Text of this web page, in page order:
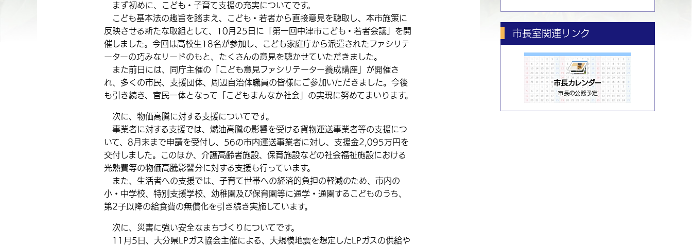
まず初めに、こども・子育て支援の充実についてです。
こども基本法の趣旨を踏まえ、こども・若者から直接意見を聴取し、本市施策に
反映させる新たな取組として、10月25日に「第一回中津市こども・若者会議」を開
催しました。今回は高校生18名が参加し、こども家庭庁から派遣されたファシリテ
ーターの巧みなリードのもと、たくさんの意見を聴かせていただきました。
また前日には、同庁主催の「こども意見ファシリテーター養成講座」が開催さ
れ、多くの市民、支援団体、周辺自治体職員の皆様にご参加いただきました。今後
も引き続き、官民一体となって「こどもまんなか社会」の実現に努めてまいります。
次に、物価高騰に対する支援についてです。
事業者に対する支援では、燃油高騰の影響を受ける貨物運送事業者等の支援につ
いて、8月末まで申請を受付し、56の市内運送事業者に対し、支援金2,095万円を
交付しました。このほか、介護高齢者施設、保育施設などの社会福祉施設における
光熱費等の物価高騰影響分に対する支援も行っています。
また、生活者への支援では、子育て世帯への経済的負担の軽減のため、市内の
小・中学校、特別支援学校、幼稚園及び保育園等に通学・通園するこどものうち、
第2子以降の給食費の無償化を引き続き実施しています。
次に、災害に強い安全なまちづくりについてです。
11月5日、大分県LPガス協会主催による、大規模地震を想定したLPガスの供給や
市長室関連リンク